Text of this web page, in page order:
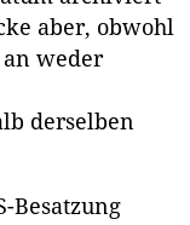
aber, obwohl
weder
derselben
Besatzung